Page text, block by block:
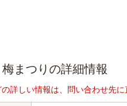
まつりの詳細情報
詳しい情報は、問い合わせ先に